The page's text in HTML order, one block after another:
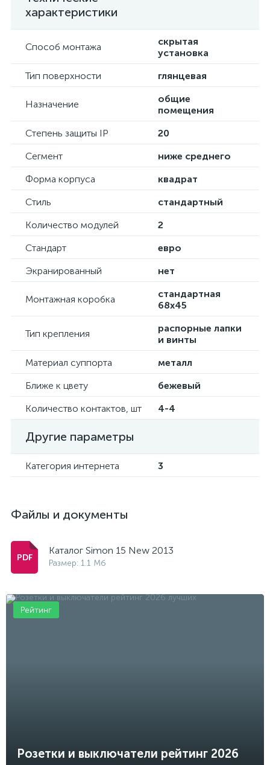
характеристики
Способ монтажа
скрытая
установка
Тип поверхности
глянцевая
Назначение
общие
помещения
Степень защиты IP
20
Сегмент
ниже среднего
Форма корпуса
квадрат
Стиль
стандартный
Количество модулей
2
Стандарт
евро
Экранированный
нет
Монтажная коробка
стандартная
68х45
Тип крепления
распорные лапки
и винты
Материал суппорта
металл
Ближе к цвету
бежевый
Количество контактов, шт
4-4
Другие параметры
Категория интернета 3
Файлы и документы
Каталог Simon 15 New 2013
Размер: 1.1 Мб
Розетки и выключатели рейтинг 2026
Рейтинг